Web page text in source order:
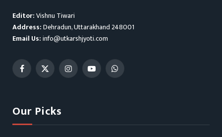
Editor:Vishnu Tiwari
Address:Dehradun, Uttarakhand 248001
Email Us:info@utkarshjyoti.com
Facebook
X
InstagramYouTubeWhatsApp
Our Picks